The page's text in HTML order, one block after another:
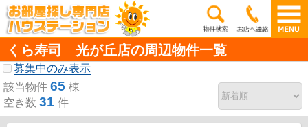
くら寿司 光が丘店の周辺物件一覧
募集中のみ表示
該当物件 65 棟
空き数 31 件